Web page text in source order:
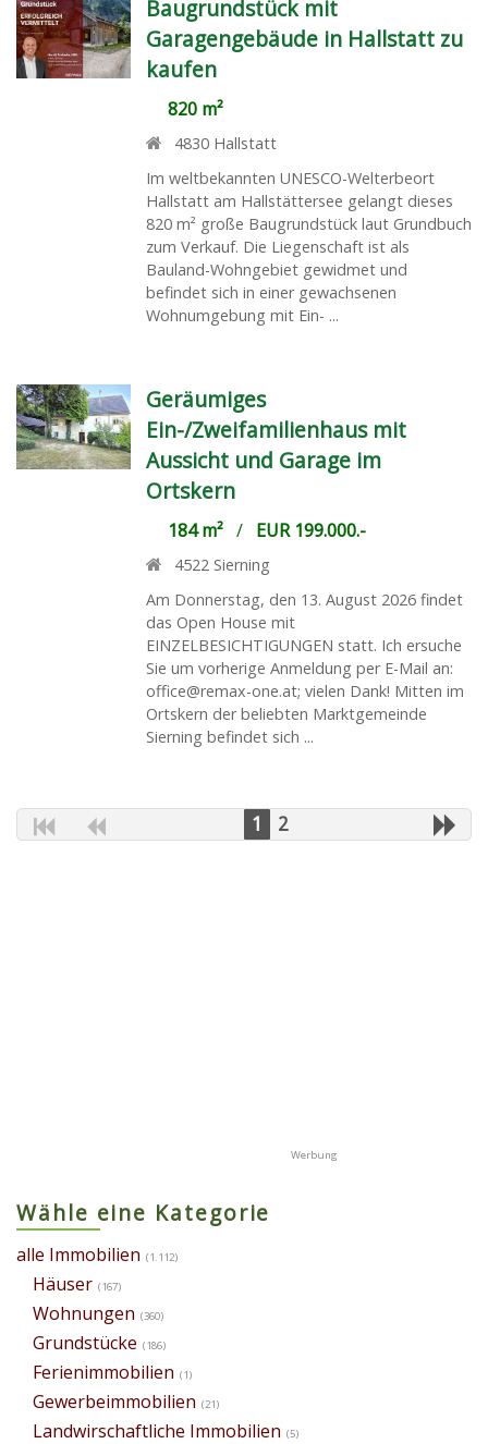
Baugrundstück mit
Garagengebäude in Hallstatt zu
kaufen
820 m²
4830 Hallstatt
Im weltbekannten UNESCO-Welterbeort
Hallstatt am Hallstättersee gelangt dieses
820 m² große Baugrundstück laut Grundbuch
zum Verkauf. Die Liegenschaft ist als
Bauland-Wohngebiet gewidmet und
befindet sich in einer gewachsenen
Wohnumgebung mit Ein- ...
Geräumiges
Ein-/Zweifamilienhaus mit
Aussicht und Garage im
Ortskern
184 m²/ EUR 199.000.-
4522 Sierning
Am Donnerstag, den 13. August 2026 findet
das Open House mit
EINZELBESICHTIGUNGEN statt. Ich ersuche
Sie um vorherige Anmeldung per E-Mail an:
office@remax-one.at; vielen Dank! Mitten im
Ortskern der beliebten Marktgemeinde
Sierning befindet sich ...
1 2
Wähle eine Kategorie
alle Immobilien (1.112)
Häuser (167)
Wohnungen (360)
Grundstücke (186)
Ferienimmobilien (1)
Gewerbeimmobilien (21)
Landwirschaftliche Immobilien (5)